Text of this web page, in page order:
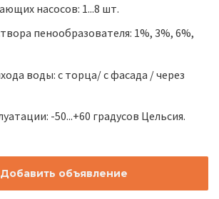
насосов: 1...8 шт.
пенообразователя: 1%, 3%, 6%,
воды: с торца/ с фасада / через
-50...+60 градусов Цельсия.
объявление